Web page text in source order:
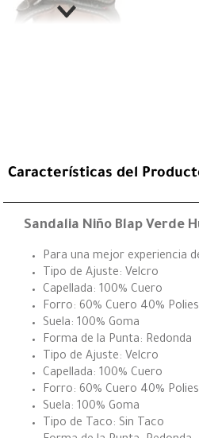
Características del
Sandalia Niño Blap Verde
Para una mejor experiencia
Tipo de Ajuste: Velcro
Capellada: 100% Cuero
Forro: 60% Cuero 40%
Suela: 100% Goma
Forma de la Punta: Redonda
Tipo de Ajuste: Velcro
Capellada: 100% Cuero
Forro: 60% Cuero 40%
Suela: 100% Goma
Tipo de Taco: Sin Taco